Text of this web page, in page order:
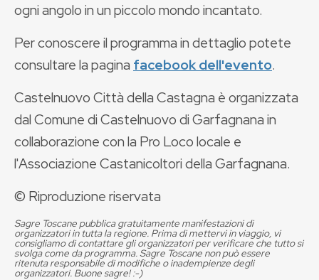
ogni angolo in un piccolo mondo incantato.
Per conoscere il programma in dettaglio potete
consultare la pagina facebook dell'evento.
Castelnuovo Città della Castagna è organizzata
dal Comune di Castelnuovo di Garfagnana in
collaborazione con la Pro Loco locale e
l'Associazione Castanicoltori della Garfagnana.
© Riproduzione riservata
Sagre Toscane pubblica gratuitamente manifestazioni di
organizzatori in tutta la regione. Prima di mettervi in viaggio, vi
consigliamo di contattare gli organizzatori per verificare che tutto si
svolga come da programma. Sagre Toscane non può essere
ritenuta responsabile di modifiche o inadempienze degli
organizzatori. Buone sagre! :-)